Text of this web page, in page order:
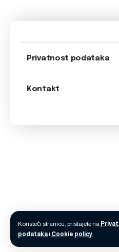
Koristeći stranicu, pristajete na
podatakai Cookie policy.
Privatnost podataka
Kontakt